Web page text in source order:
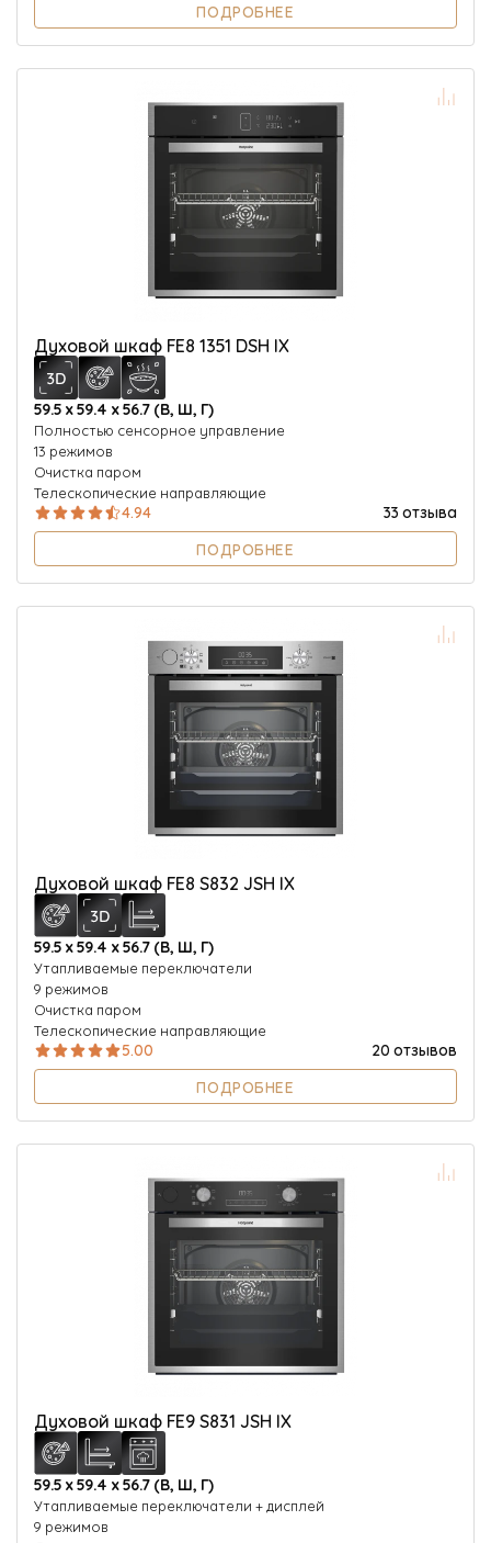
ПОДРОБНЕЕ
Духовой шкаф FE8 1351 DSH IX
59.5 х 59.4 х 56.7 (В, Ш, Г)
Полностью сенсорное управление
13 режимов
Очистка паром
Телескопические направляющие
4.94
33 отзыва
ПОДРОБНЕЕ
Духовой шкаф FE8 S832 JSH IX
59.5 х 59.4 х 56.7 (В, Ш, Г)
Утапливаемые переключатели
9 режимов
Очистка паром
Телескопические направляющие
5.00
20 отзывов
ПОДРОБНЕЕ
Духовой шкаф FE9 S831 JSH IX
59.5 х 59.4 х 56.7 (В, Ш, Г)
Утапливаемые переключатели + дисплей
9 режимов